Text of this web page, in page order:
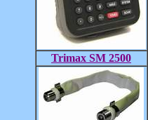
Trimax SM 2500